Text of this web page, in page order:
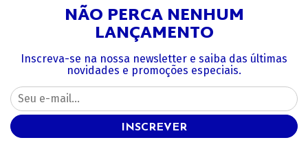
NÃO PERCA NENHUM
LANÇAMENTO
Inscreva-se na nossa newsletter e saiba das últimas
novidades e promoções especiais.
INSCREVER